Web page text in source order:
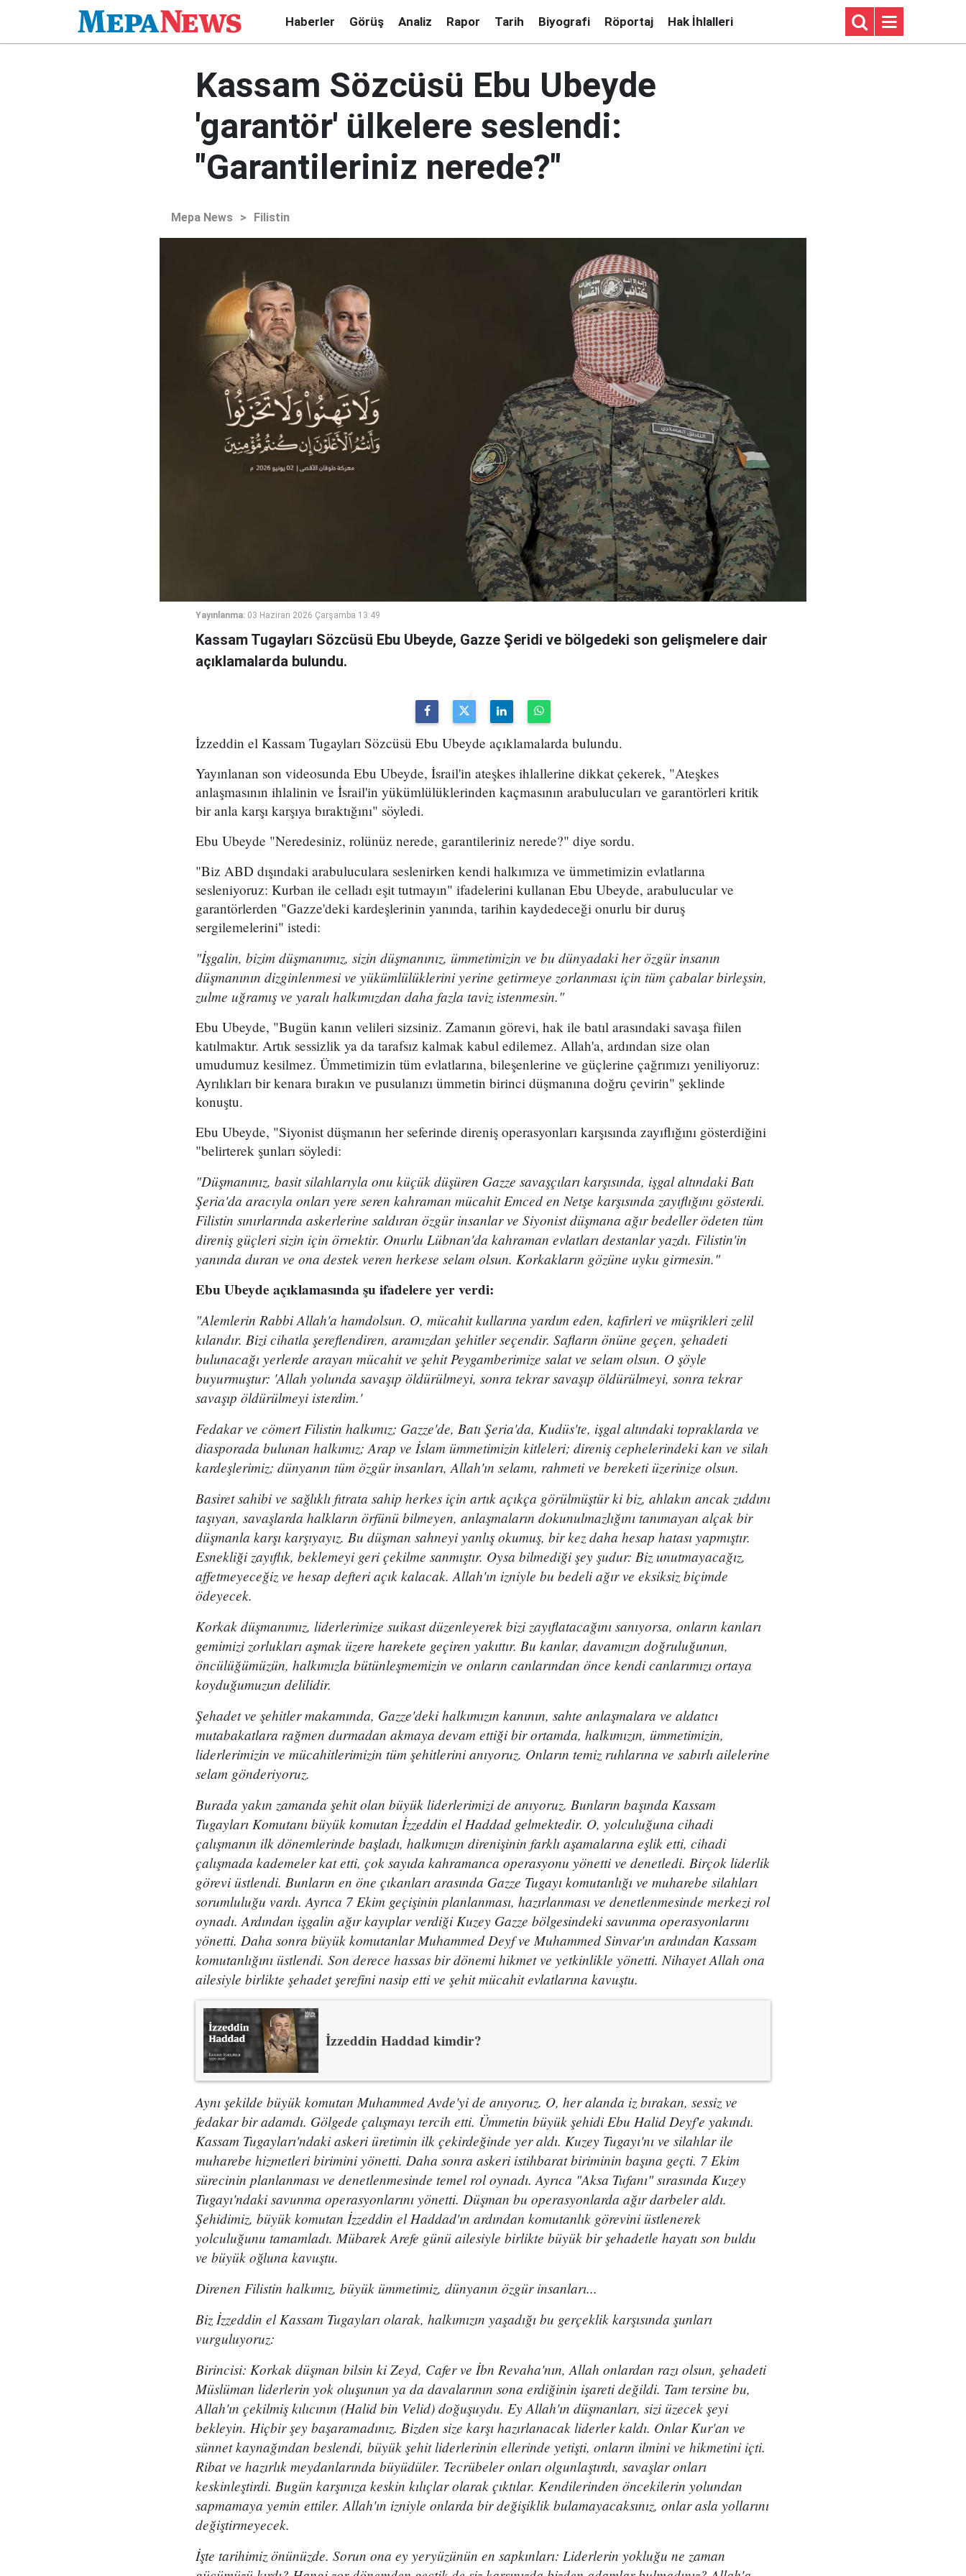
Haberler Görüş Analiz Rapor Tarih Biyografi Röportaj Hak İhlalleri
Kassam Sözcüsü Ebu Ubeyde
'garantör' ülkelere seslendi:
"Garantileriniz nerede?"
Mepa News > Filistin
Yayınlanma: 03 Haziran 2026 Çarşamba 13:49
Kassam Tugayları Sözcüsü Ebu Ubeyde, Gazze Şeridi ve bölgedeki son gelişmelere dair
açıklamalarda bulundu.
İzzeddin el Kassam Tugayları Sözcüsü Ebu Ubeyde açıklamalarda bulundu.
Yayınlanan son videosunda Ebu Ubeyde, İsrail'in ateşkes ihlallerine dikkat çekerek, "Ateşkes
anlaşmasının ihlalinin ve İsrail'in yükümlülüklerinden kaçmasının arabulucuları ve garantörleri kritik
bir anla karşı karşıya bıraktığını" söyledi.
Ebu Ubeyde "Neredesiniz, rolünüz nerede, garantileriniz nerede?" diye sordu.
"Biz ABD dışındaki arabuluculara seslenirken kendi halkımıza ve ümmetimizin evlatlarına
sesleniyoruz: Kurban ile celladı eşit tutmayın" ifadelerini kullanan Ebu Ubeyde, arabulucular ve
garantörlerden "Gazze'deki kardeşlerinin yanında, tarihin kaydedeceği onurlu bir duruş
sergilemelerini" istedi:
"İşgalin, bizim düşmanımız, sizin düşmanınız, ümmetimizin ve bu dünyadaki her özgür insanın
düşmanının dizginlenmesi ve yükümlülüklerini yerine getirmeye zorlanması için tüm çabalar birleşsin,
zulme uğramış ve yaralı halkımızdan daha fazla taviz istenmesin."
Ebu Ubeyde, "Bugün kanın velileri sizsiniz. Zamanın görevi, hak ile batıl arasındaki savaşa fiilen
katılmaktır. Artık sessizlik ya da tarafsız kalmak kabul edilemez. Allah'a, ardından size olan
umudumuz kesilmez. Ümmetimizin tüm evlatlarına, bileşenlerine ve güçlerine çağrımızı yeniliyoruz:
Ayrılıkları bir kenara bırakın ve pusulanızı ümmetin birinci düşmanına doğru çevirin" şeklinde
konuştu.
Ebu Ubeyde, "Siyonist düşmanın her seferinde direniş operasyonları karşısında zayıflığını gösterdiğini
"belirterek şunları söyledi:
"Düşmanınız, basit silahlarıyla onu küçük düşüren Gazze savaşçıları karşısında, işgal altındaki Batı
Şeria'da aracıyla onları yere seren kahraman mücahit Emced en Netşe karşısında zayıflığını gösterdi.
Filistin sınırlarında askerlerine saldıran özgür insanlar ve Siyonist düşmana ağır bedeller ödeten tüm
direniş güçleri sizin için örnektir. Onurlu Lübnan'da kahraman evlatları destanlar yazdı. Filistin'in
yanında duran ve ona destek veren herkese selam olsun. Korkakların gözüne uyku girmesin."
Ebu Ubeyde açıklamasında şu ifadelere yer verdi:
"Alemlerin Rabbi Allah'a hamdolsun. O, mücahit kullarına yardım eden, kafirleri ve müşrikleri zelil
kılandır. Bizi cihatla şereflendiren, aramızdan şehitler seçendir. Safların önüne geçen, şehadeti
bulunacağı yerlerde arayan mücahit ve şehit Peygamberimize salat ve selam olsun. O şöyle
buyurmuştur: 'Allah yolunda savaşıp öldürülmeyi, sonra tekrar savaşıp öldürülmeyi, sonra tekrar
savaşıp öldürülmeyi isterdim.'
Fedakar ve cömert Filistin halkımız; Gazze'de, Batı Şeria'da, Kudüs'te, işgal altındaki topraklarda ve
diasporada bulunan halkımız; Arap ve İslam ümmetimizin kitleleri; direniş cephelerindeki kan ve silah
kardeşlerimiz; dünyanın tüm özgür insanları, Allah'ın selamı, rahmeti ve bereketi üzerinize olsun.
Basiret sahibi ve sağlıklı fıtrata sahip herkes için artık açıkça görülmüştür ki biz, ahlakın ancak zıddını
taşıyan, savaşlarda halkların örfünü bilmeyen, anlaşmaların dokunulmazlığını tanımayan alçak bir
düşmanla karşı karşıyayız. Bu düşman sahneyi yanlış okumuş, bir kez daha hesap hatası yapmıştır.
Esnekliği zayıflık, beklemeyi geri çekilme sanmıştır. Oysa bilmediği şey şudur: Biz unutmayacağız,
affetmeyeceğiz ve hesap defteri açık kalacak. Allah'ın izniyle bu bedeli ağır ve eksiksiz biçimde
ödeyecek.
Korkak düşmanımız, liderlerimize suikast düzenleyerek bizi zayıflatacağını sanıyorsa, onların kanları
gemimizi zorlukları aşmak üzere harekete geçiren yakıttır. Bu kanlar, davamızın doğruluğunun,
öncülüğümüzün, halkımızla bütünleşmemizin ve onların canlarından önce kendi canlarımızı ortaya
koyduğumuzun delilidir.
Şehadet ve şehitler makamında, Gazze'deki halkımızın kanının, sahte anlaşmalara ve aldatıcı
mutabakatlara rağmen durmadan akmaya devam ettiği bir ortamda, halkımızın, ümmetimizin,
liderlerimizin ve mücahitlerimizin tüm şehitlerini anıyoruz. Onların temiz ruhlarına ve sabırlı ailelerine
selam gönderiyoruz.
Burada yakın zamanda şehit olan büyük liderlerimizi de anıyoruz. Bunların başında Kassam
Tugayları Komutanı büyük komutan İzzeddin el Haddad gelmektedir. O, yolculuğuna cihadi
çalışmanın ilk dönemlerinde başladı, halkımızın direnişinin farklı aşamalarına eşlik etti, cihadi
çalışmada kademeler kat etti, çok sayıda kahramanca operasyonu yönetti ve denetledi. Birçok liderlik
görevi üstlendi. Bunların en öne çıkanları arasında Gazze Tugayı komutanlığı ve muharebe silahları
sorumluluğu vardı. Ayrıca 7 Ekim geçişinin planlanması, hazırlanması ve denetlenmesinde merkezi rol
oynadı. Ardından işgalin ağır kayıplar verdiği Kuzey Gazze bölgesindeki savunma operasyonlarını
yönetti. Daha sonra büyük komutanlar Muhammed Deyf ve Muhammed Sinvar'ın ardından Kassam
komutanlığını üstlendi. Son derece hassas bir dönemi hikmet ve yetkinlikle yönetti. Nihayet Allah ona
ailesiyle birlikte şehadet şerefini nasip etti ve şehit mücahit evlatlarına kavuştu.
İzzeddin Haddad kimdir?
Aynı şekilde büyük komutan Muhammed Avde'yi de anıyoruz. O, her alanda iz bırakan, sessiz ve
fedakar bir adamdı. Gölgede çalışmayı tercih etti. Ümmetin büyük şehidi Ebu Halid Deyf'e yakındı.
Kassam Tugayları'ndaki askeri üretimin ilk çekirdeğinde yer aldı. Kuzey Tugayı'nı ve silahlar ile
muharebe hizmetleri birimini yönetti. Daha sonra askeri istihbarat biriminin başına geçti. 7 Ekim
sürecinin planlanması ve denetlenmesinde temel rol oynadı. Ayrıca "Aksa Tufanı" sırasında Kuzey
Tugayı'ndaki savunma operasyonlarını yönetti. Düşman bu operasyonlarda ağır darbeler aldı.
Şehidimiz, büyük komutan İzzeddin el Haddad'ın ardından komutanlık görevini üstlenerek
yolculuğunu tamamladı. Mübarek Arefe günü ailesiyle birlikte büyük bir şehadetle hayatı son buldu
ve büyük oğluna kavuştu.
Direnen Filistin halkımız, büyük ümmetimiz, dünyanın özgür insanları...
Biz İzzeddin el Kassam Tugayları olarak, halkımızın yaşadığı bu gerçeklik karşısında şunları
vurguluyoruz:
Birincisi: Korkak düşman bilsin ki Zeyd, Cafer ve İbn Revaha'nın, Allah onlardan razı olsun, şehadeti
Müslüman liderlerin yok oluşunun ya da davalarının sona erdiğinin işareti değildi. Tam tersine bu,
Allah'ın çekilmiş kılıcının (Halid bin Velid) doğuşuydu. Ey Allah'ın düşmanları, sizi üzecek şeyi
bekleyin. Hiçbir şey başaramadınız. Bizden size karşı hazırlanacak liderler kaldı. Onlar Kur'an ve
sünnet kaynağından beslendi, büyük şehit liderlerinin ellerinde yetişti, onların ilmini ve hikmetini içti.
Ribat ve hazırlık meydanlarında büyüdüler. Tecrübeler onları olgunlaştırdı, savaşlar onları
keskinleştirdi. Bugün karşınıza keskin kılıçlar olarak çıktılar. Kendilerinden öncekilerin yolundan
sapmamaya yemin ettiler. Allah'ın izniyle onlarda bir değişiklik bulamayacaksınız, onlar asla yollarını
değiştirmeyecek.
İşte tarihimiz önünüzde. Sorun ona ey yeryüzünün en sapkınları: Liderlerin yokluğu ne zaman